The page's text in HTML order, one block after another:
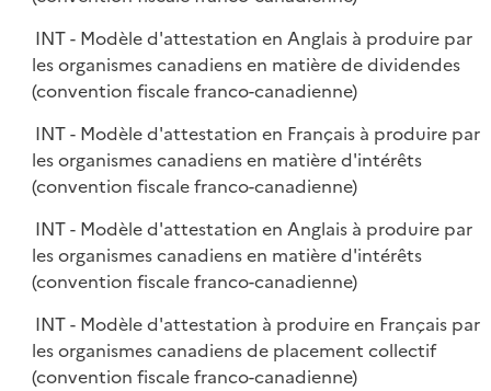
INT - Modèle d'attestation en Anglais à produire par
les organismes canadiens en matière de dividendes
(convention fiscale franco-canadienne)
INT - Modèle d'attestation en Français à produire par
les organismes canadiens en matière d'intérêts
(convention fiscale franco-canadienne)
INT - Modèle d'attestation en Anglais à produire par
les organismes canadiens en matière d'intérêts
(convention fiscale franco-canadienne)
INT - Modèle d'attestation à produire en Français par
les organismes canadiens de placement collectif
(convention fiscale franco-canadienne)